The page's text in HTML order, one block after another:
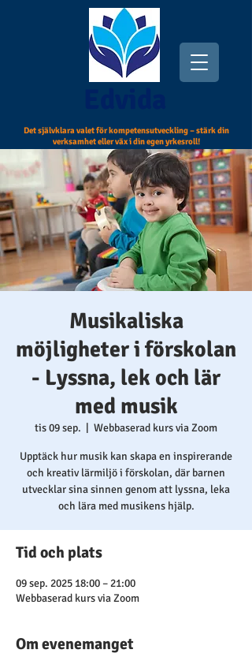
Det självklara valet för kompetensutveckling – stärk din
verksamhet eller väx i din egen yrkesroll!
Musikaliska
möjligheter i förskolan
- Lyssna, lek och lär
med musik
tis 09 sep. Webbaserad kurs via Zoom
Upptäck hur musik kan skapa en inspirerande
och kreativ lärmiljö i förskolan, där barnen
utvecklar sina sinnen genom att lyssna, leka
och lära med musikens hjälp.
Tid och plats
09 sep. 2025 18:00 – 21:00
Webbaserad kurs via Zoom
Om evenemanget